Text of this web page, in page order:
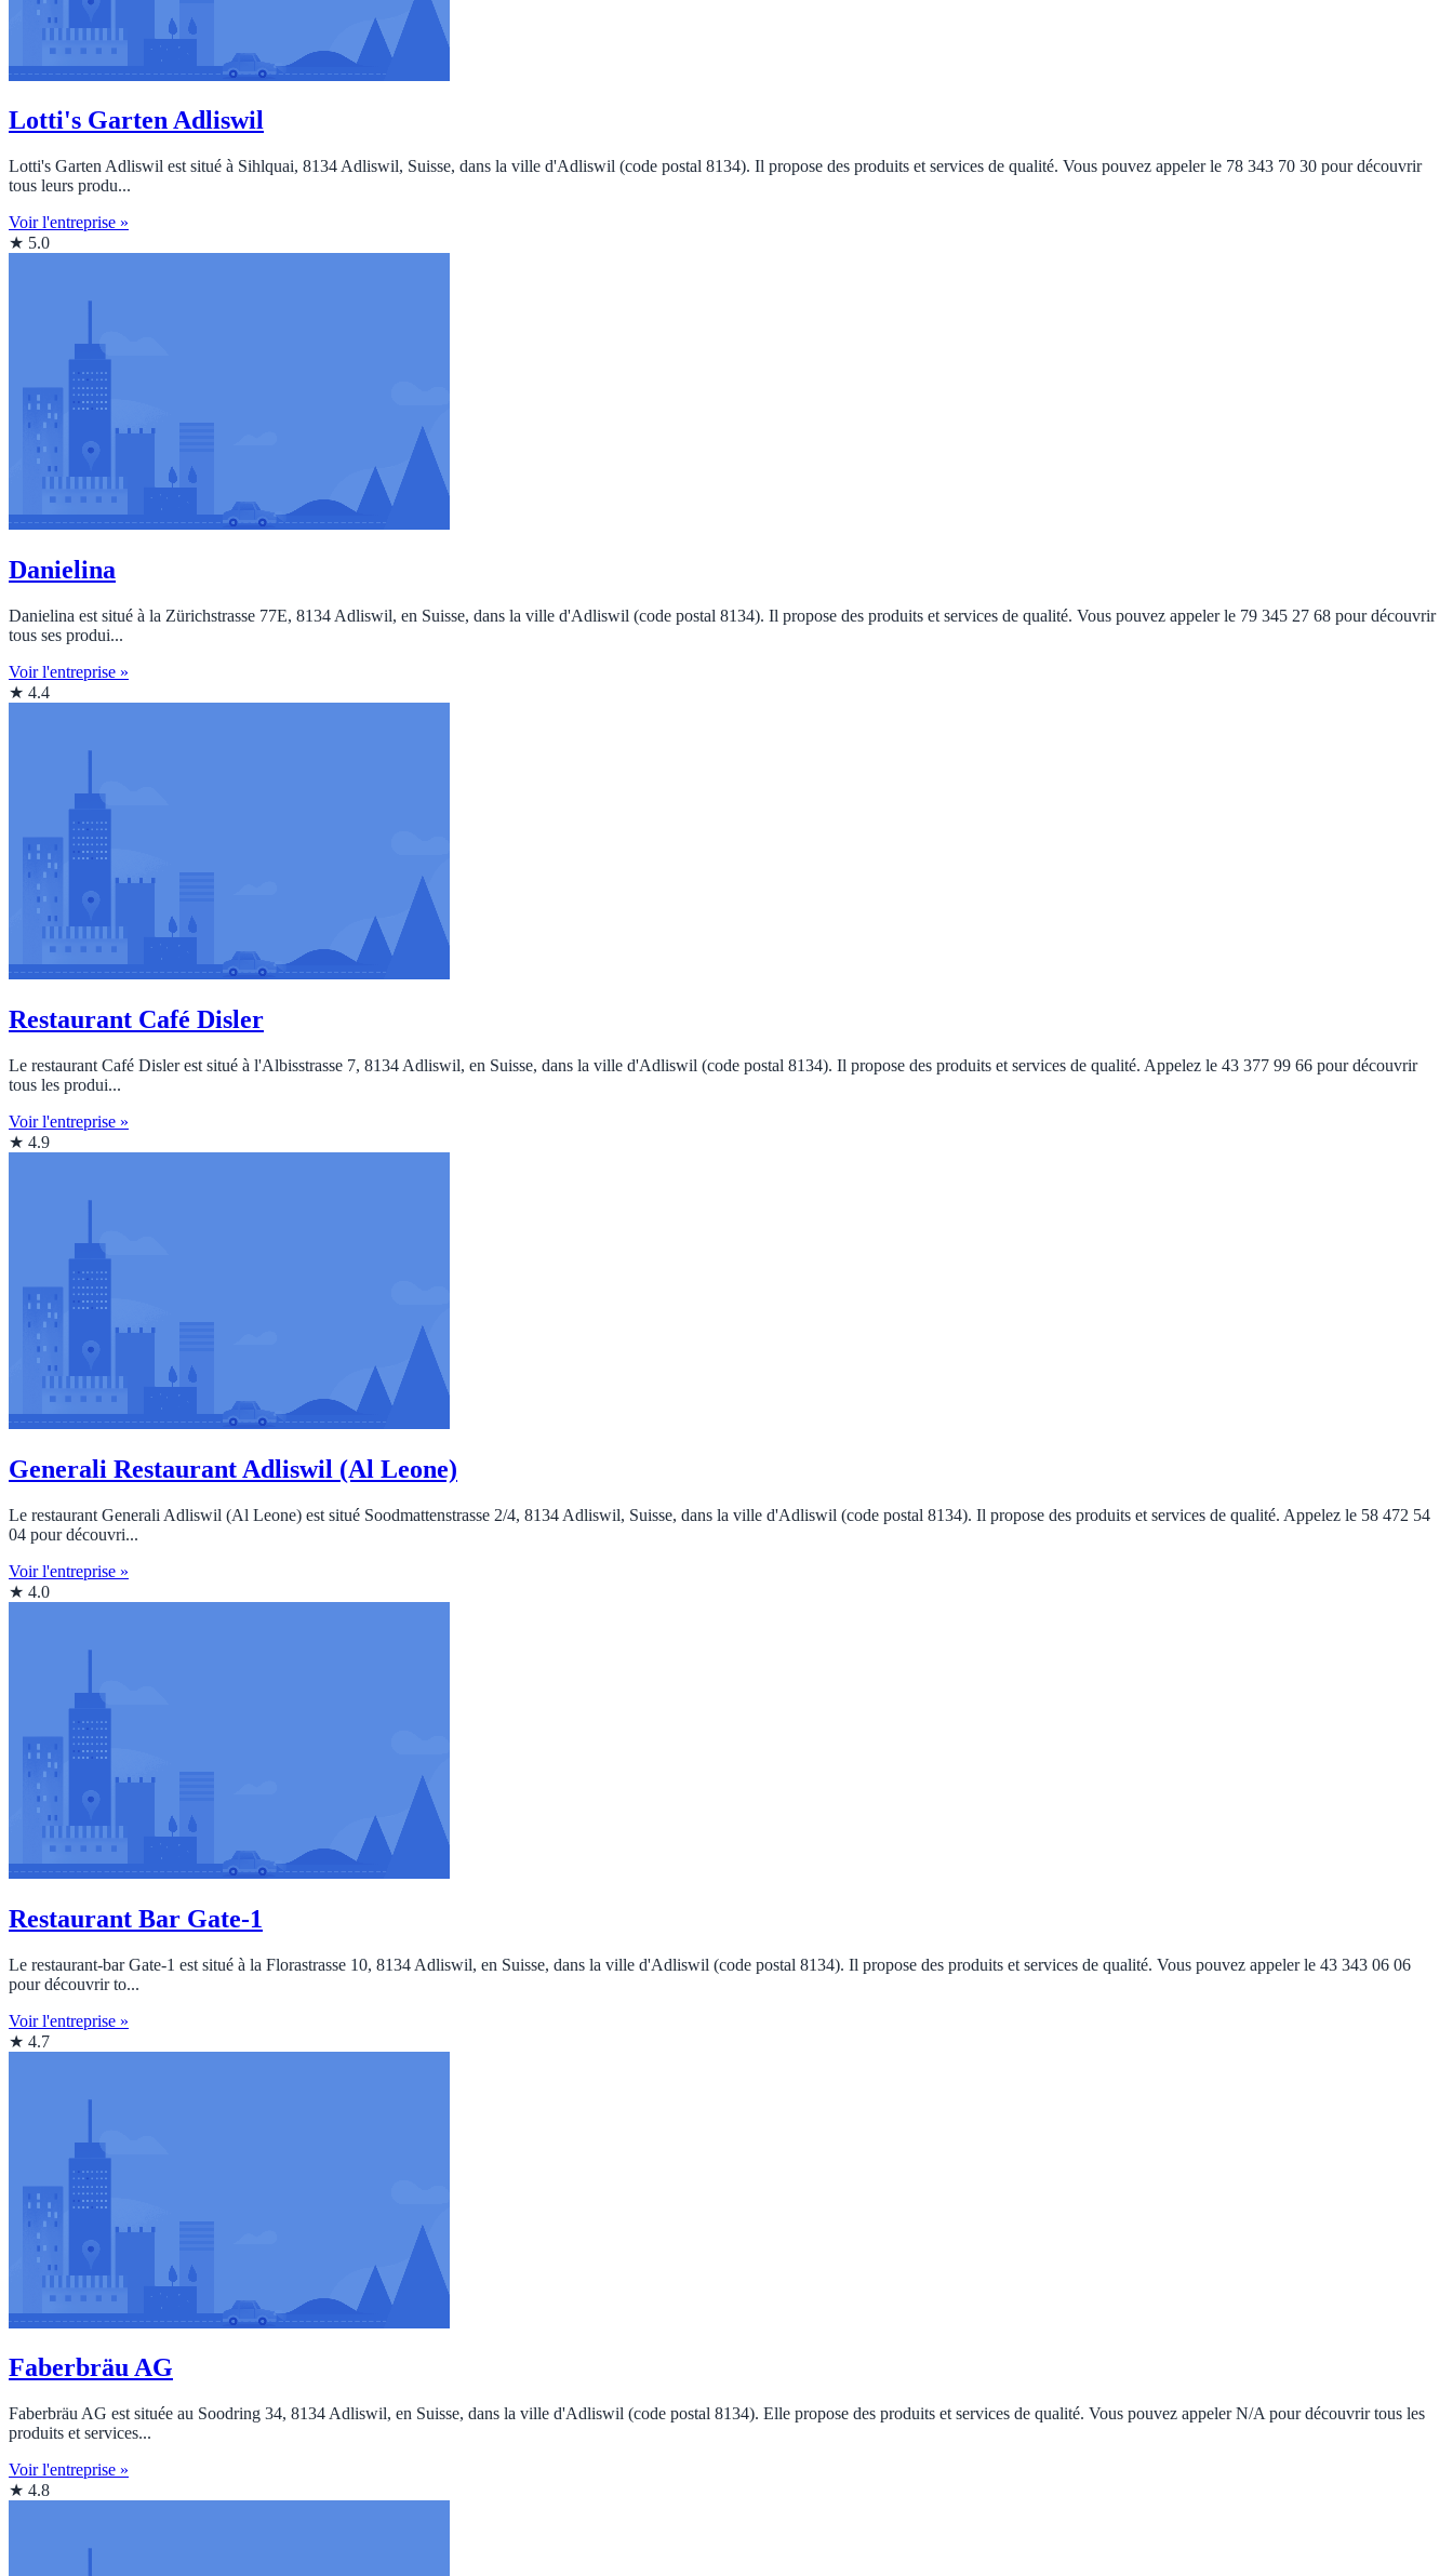
Lotti's Garten Adliswil
Lotti's Garten Adliswil est situé à Sihlquai, 8134 Adliswil, Suisse, dans la ville d'Adliswil (code postal 8134). Il propose des produits et services de qualité. Vous pouvez appeler le 78 343 70 30 pour découvrir
tous leurs produ...
Voir l'entreprise »
★ 5.0
Danielina
Danielina est situé à la Zürichstrasse 77E, 8134 Adliswil, en Suisse, dans la ville d'Adliswil (code postal 8134). Il propose des produits et services de qualité. Vous pouvez appeler le 79 345 27 68 pour découvrir
tous ses produi...
Voir l'entreprise »
★ 4.4
Restaurant Café Disler
Le restaurant Café Disler est situé à l'Albisstrasse 7, 8134 Adliswil, en Suisse, dans la ville d'Adliswil (code postal 8134). Il propose des produits et services de qualité. Appelez le 43 377 99 66 pour découvrir
tous les produi...
Voir l'entreprise »
★ 4.9
Generali Restaurant Adliswil (Al Leone)
Le restaurant Generali Adliswil (Al Leone) est situé Soodmattenstrasse 2/4, 8134 Adliswil, Suisse, dans la ville d'Adliswil (code postal 8134). Il propose des produits et services de qualité. Appelez le 58 472 54
04 pour découvri...
Voir l'entreprise »
★ 4.0
Restaurant Bar Gate-1
Le restaurant-bar Gate-1 est situé à la Florastrasse 10, 8134 Adliswil, en Suisse, dans la ville d'Adliswil (code postal 8134). Il propose des produits et services de qualité. Vous pouvez appeler le 43 343 06 06
pour découvrir to...
Voir l'entreprise »
★ 4.7
Faberbräu AG
Faberbräu AG est située au Soodring 34, 8134 Adliswil, en Suisse, dans la ville d'Adliswil (code postal 8134). Elle propose des produits et services de qualité. Vous pouvez appeler N/A pour découvrir tous les
produits et services...
Voir l'entreprise »
★ 4.8